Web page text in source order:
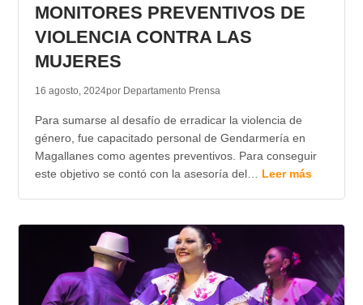
MONITORES PREVENTIVOS DE
VIOLENCIA CONTRA LAS
MUJERES
16 agosto, 2024por Departamento Prensa
Para sumarse al desafío de erradicar la violencia de
género, fue capacitado personal de Gendarmería en
Magallanes como agentes preventivos. Para conseguir
este objetivo se contó con la asesoría del… Leer más